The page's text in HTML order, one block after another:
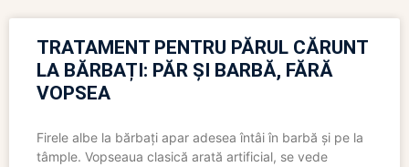
TRATAMENT PENTRU PĂRUL CĂRUNT
LA BĂRBAȚI: PĂR ȘI BARBĂ, FĂRĂ
VOPSEA
Firele albe la bărbați apar adesea întâi în barbă și pe la
tâmple. Vopseaua clasică arată artificial, se vede